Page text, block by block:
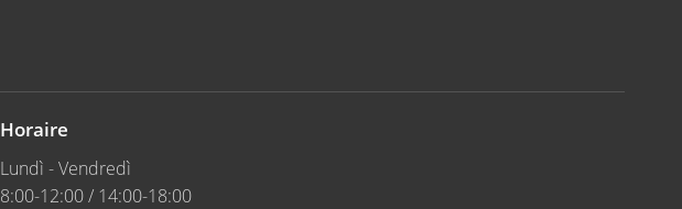
Horaire
Lundì - Vendredì
8:00-12:00 / 14:00-18:00